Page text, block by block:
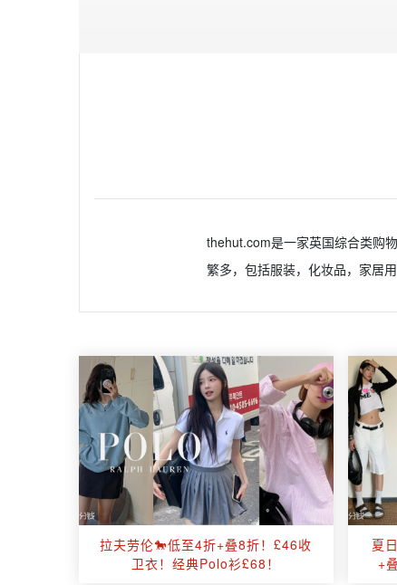
thehut.com是一家英国综合类购
繁多，包括服装，化妆品，家居
拉夫劳伦🐎低至4折+叠8折！£46收
卫衣！经典Polo衫£68！
夏
+